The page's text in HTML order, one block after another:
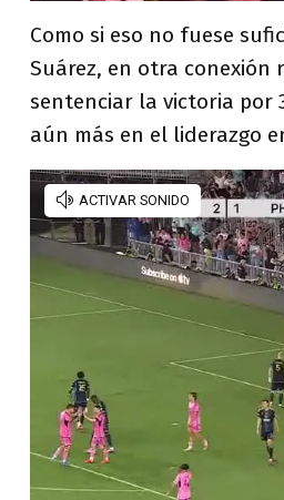
Como si eso no fuese
Suárez, en otra conexión
sentenciar la victoria por
aún más en el liderazgo